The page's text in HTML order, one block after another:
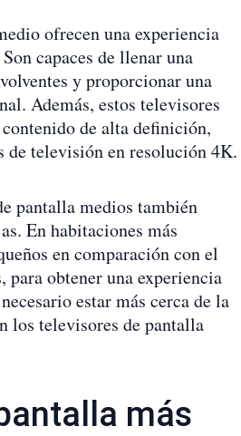
ofrecen una experiencia
capaces de llenar una
y proporcionar una
Además, estos televisores
de alta definición,
de televisión en resolución 4K.
pantalla medios también
En habitaciones más
en comparación con el
para obtener una experiencia
estar más cerca de la
los televisores de pantalla
más